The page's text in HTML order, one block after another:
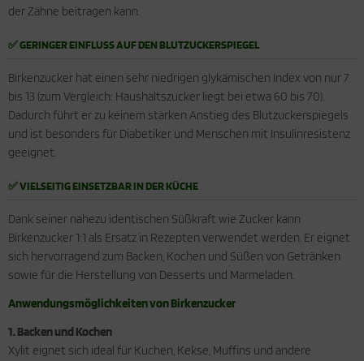
der Zähne beitragen kann.
✅ GERINGER EINFLUSS AUF DEN BLUTZUCKERSPIEGEL
Birkenzucker hat einen sehr niedrigen glykämischen Index von nur 7
bis 13 (zum Vergleich: Haushaltszucker liegt bei etwa 60 bis 70).
Dadurch führt er zu keinem starken Anstieg des Blutzuckerspiegels
und ist besonders für Diabetiker und Menschen mit Insulinresistenz
geeignet.
✅ VIELSEITIG EINSETZBAR IN DER KÜCHE
Dank seiner nahezu identischen Süßkraft wie Zucker kann
Birkenzucker 1:1 als Ersatz in Rezepten verwendet werden. Er eignet
sich hervorragend zum Backen, Kochen und Süßen von Getränken
sowie für die Herstellung von Desserts und Marmeladen.
Anwendungsmöglichkeiten von Birkenzucker
1. Backen und Kochen
Xylit eignet sich ideal für Kuchen, Kekse, Muffins und andere